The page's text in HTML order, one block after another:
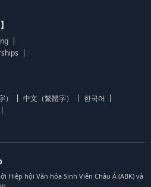
） 中文（繁體字）
한국어
Hiệp hội Văn hóa Sinh Viên Châu Á (ABK) và